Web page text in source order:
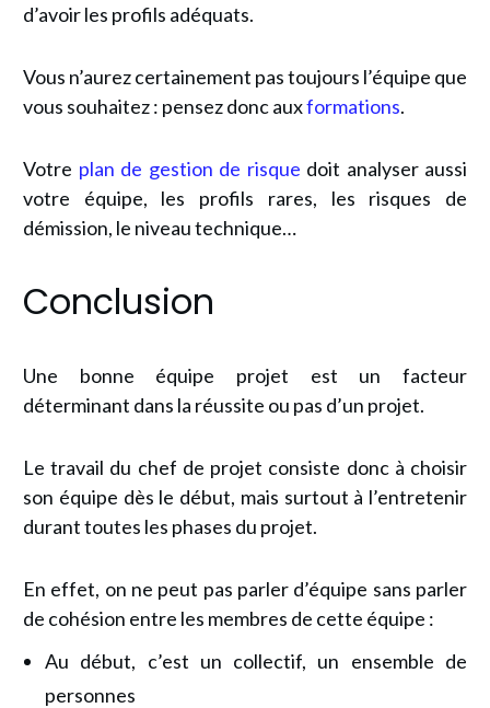
d’avoir les profils adéquats.
Vous n’aurez certainement pas toujours l’équipe que
vous souhaitez : pensez donc auxformations.
Votre plan de gestion de risque doit analyser aussi
votre équipe, les profils rares, les risques de
démission, le niveau technique…
Conclusion
Une bonne équipe projet est un facteur
déterminant dans la réussite ou pas d’un projet.
Le travail du chef de projet consiste donc à choisir
son équipe dès le début, mais surtout à l’entretenir
durant toutes les phases du projet.
En effet, on ne peut pas parler d’équipe sans parler
de cohésion entre les membres de cette équipe :
Au début, c’est un collectif, un ensemble de
personnes